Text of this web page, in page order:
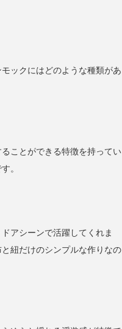
ックにはどのような種類があ
ことができる特徴を持ってい
。
アシーンで活躍してくれま
紐だけのシンプルな作りなの